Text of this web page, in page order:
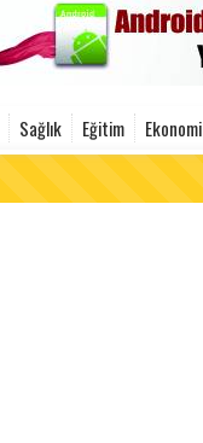
Sağlık Eğitim Ekonomi